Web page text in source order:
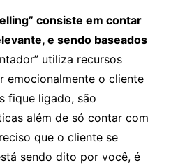
consiste em contar
e sendo baseados
utiliza recursos
emocionalmente o cliente
fique ligado, são
além de só contar com
que o cliente se
sendo dito por você, é